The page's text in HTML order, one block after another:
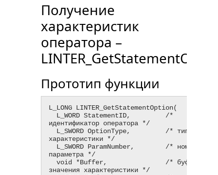
Получение
характеристик
оператора –
Прототип функции
L_LONG LINTER_GetStatementOption(
идентификатор оператора */
характеристики */
параметра */
  void *Buffer,               /* буфер
значения характеристики */